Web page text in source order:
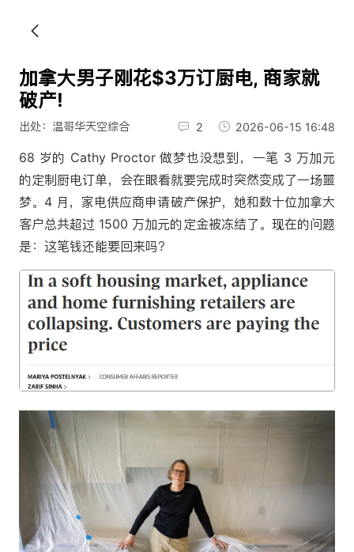
加拿大男子刚花$3万订厨电, 商家就
破产!
出处：温哥华天空综合 2 2026-06-15 16:48
68 岁的 Cathy Proctor 做梦也没想到，一笔 3 万加元
的定制厨电订单，会在眼看就要完成时突然变成了一场噩
梦。4 月，家电供应商申请破产保护，她和数十位加拿大
客户总共超过 1500 万加元的定金被冻结了。现在的问题
是：这笔钱还能要回来吗？